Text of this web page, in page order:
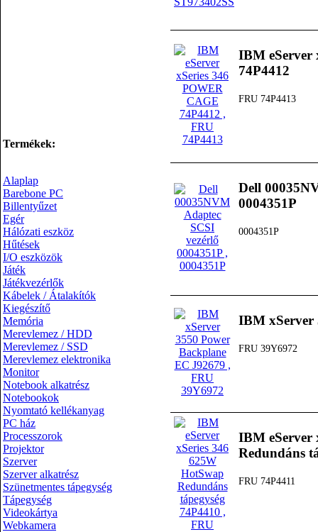
Termékek:
Alaplap
Barebone PC
Billentyűzet
Egér
Hálózati eszköz
Hűtések
I/O eszközök
Játék
Játékvezérlők
Kábelek / Átalakítók
Kiegészítő
Memória
Merevlemez / HDD
Merevlemez / SSD
Merevlemez elektronika
Monitor
Notebook alkatrész
Notebookok
Nyomtató kellékanyag
PC ház
Processzorok
Projektor
Szerver
Szerver alkatrész
Szünetmentes tápegység
Tápegység
Videokártya
Webkamera
IBM eServer
74P4412
FRU 74P4413
Dell
0004351P
0004351P
IBM xServer
FRU 39Y6972
IBM eServer
Redundáns
FRU 74P4411